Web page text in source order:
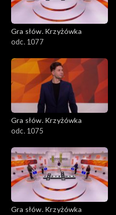
Gra słów. Krzyżówka
odc. 1077
Gra słów. Krzyżówka
odc. 1075
Gra słów. Krzyżówka